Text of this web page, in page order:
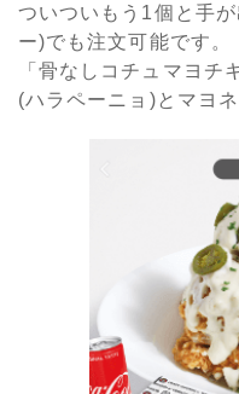
ついついもう1個と手
ー)でも注文可能です。
「骨なしコチュマヨチ
(ハラペーニョ)とマヨ